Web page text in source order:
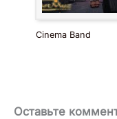
Cinema Band
Оставьте